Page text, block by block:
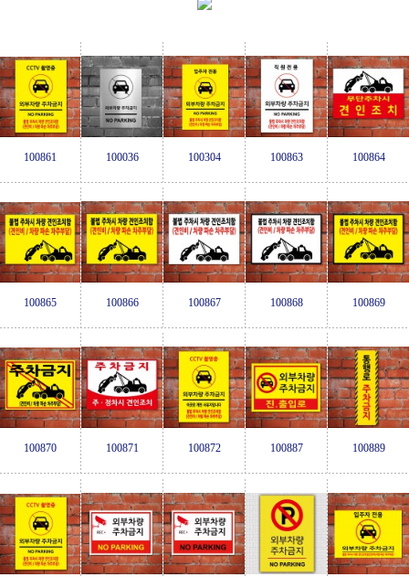
100861 100036 100304 100863 100864
100865 100866 100867 100868 100869
100870 100871 100872 100887 100889